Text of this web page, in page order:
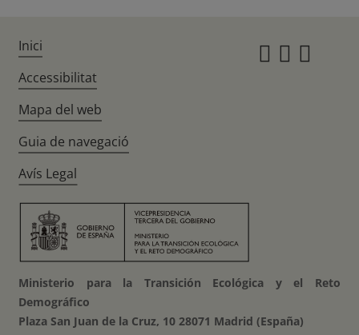
Inici
Accessibilitat
Mapa del web
Guia de navegació
Avís Legal
Ministerio para la Transición Ecológica y el Reto
Demográfico
Plaza San Juan de la Cruz, 10 28071 Madrid (España)